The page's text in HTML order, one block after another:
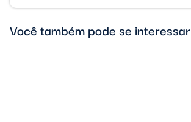
Você também pode se